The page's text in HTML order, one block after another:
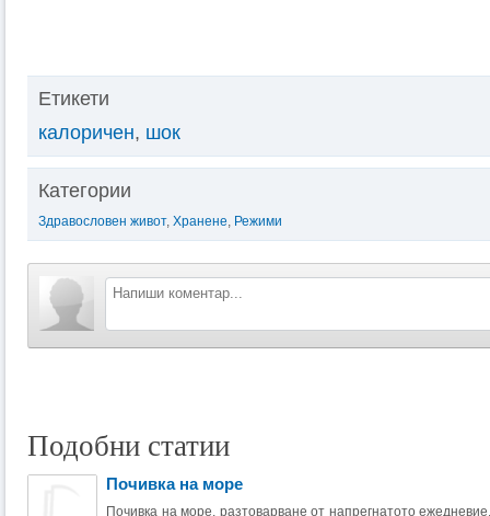
Етикети
калоричен, шок
Категории
Здравословен живот, Хранене, Режими
Подобни статии
Почивка на море
Почивка на море, разтоварване от напрегнатото